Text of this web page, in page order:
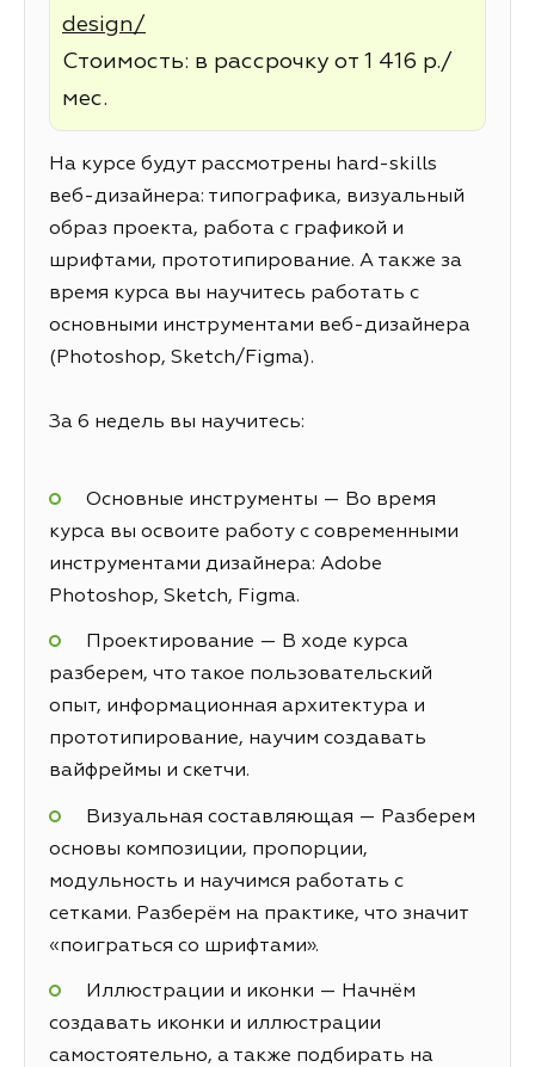
design/
Стоимость: в рассрочку от 1 416 р./
мес.
На курсе будут рассмотрены hard-skills
веб-дизайнера: типографика, визуальный
образ проекта, работа с графикой и
шрифтами, прототипирование. А также за
время курса вы научитесь работать с
основными инструментами веб-дизайнера
(Photoshop, Sketch/Figma).
За 6 недель вы научитесь:
Основные инструменты — Во время
курса вы освоите работу с современными
инструментами дизайнера: Adobe
Photoshop, Sketch, Figma.
Проектирование — В ходе курса
разберем, что такое пользовательский
опыт, информационная архитектура и
прототипирование, научим создавать
вайфреймы и скетчи.
Визуальная составляющая — Разберем
основы композиции, пропорции,
модульность и научимся работать с
сетками. Разберём на практике, что значит
«поиграться со шрифтами».
Иллюстрации и иконки — Начнём
создавать иконки и иллюстрации
самостоятельно, а также подбирать на